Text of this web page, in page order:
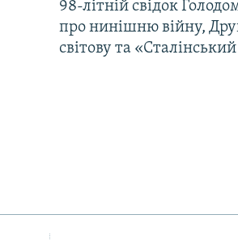
98-літній свідок
про нинішню війну,
світову та